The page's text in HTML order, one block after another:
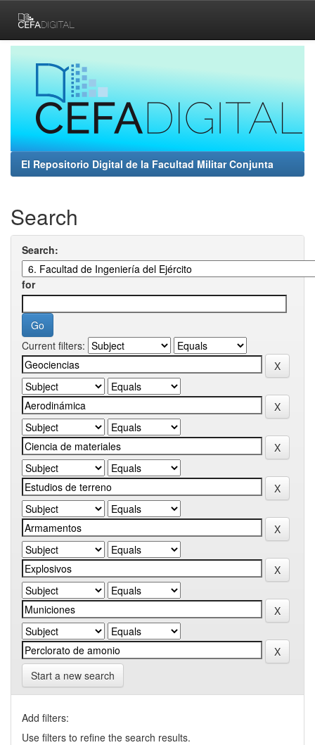
navigation
El Repositorio Digital de la Facultad Militar Conjunta
Search
Search:
for
Current filters:
Start a new search
Add filters:
Use filters to refine the search results.